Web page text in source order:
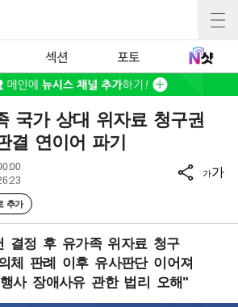
섹션 포토
국가 상대 위자료 청구권
연이어 파기
추가
가가
결정 후 유가족 위자료 청구
체 판례 이후 유사판단 이어져
사 장애사유 관한 법리 오해"